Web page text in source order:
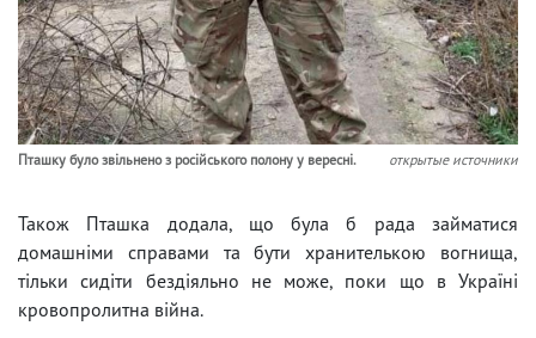
Пташку було звільнено з російського полону у вересні. открытые источники
Також Пташка додала, що була б рада займатися
домашніми справами та бути хранителькою вогнища,
тільки сидіти бездіяльно не може, поки що в Україні
кровопролитна війна.